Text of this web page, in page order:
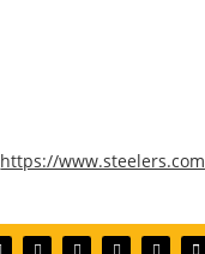
https://www.steelers.com